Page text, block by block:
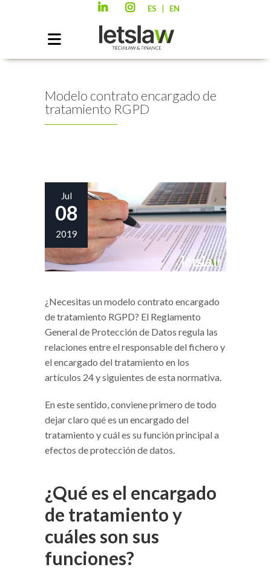
ES EN
Modelo contrato encargado de
tratamiento RGPD
Jul
08
2019
¿Necesitas un modelo contrato encargado
de tratamiento RGPD? El Reglamento
General de Protección de Datos regula las
relaciones entre el responsable del fichero y
el encargado del tratamiento en los
artículos 24 y siguientes de esta normativa.
En este sentido, conviene primero de todo
dejar claro qué es un encargado del
tratamiento y cuál es su función principal a
efectos de protección de datos.
¿Qué es el encargado
de tratamiento y
cuáles son sus
funciones?